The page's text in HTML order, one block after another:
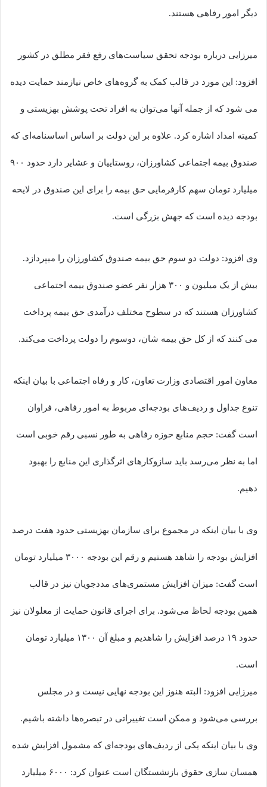
دیگر امور رفاهی هستند.
میرزایی درباره بودجه تحقق سیاست‌های رفع فقر مطلق در کشور
افزود: این مورد در قالب کمک به گروه‌های خاص نیازمند حمایت دیده
می شود که از جمله آنها می‌توان به افراد تحت پوشش بهزیستی و
کمیته امداد اشاره کرد. علاوه بر این دولت بر اساس اساسنامه‌ای که
صندوق بیمه اجتماعی کشاورزان، روستاییان و عشایر دارد حدود ۹۰۰
میلیارد تومان سهم کارفرمایی حق بیمه را برای این صندوق در لایحه
بودجه دیده است که جهش بزرگی است.
وی افزود: دولت دو سوم حق بیمه صندوق کشاورزان را میپردازد.
بیش از یک میلیون و ۳۰۰ هزار نفر عضو صندوق بیمه اجتماعی
کشاورزان هستند که در سطوح مختلف درآمدی حق بیمه پرداخت
می کنند که از کل حق بیمه شان، دوسوم را دولت پرداخت می‌کند.
معاون امور اقتصادی وزارت تعاون، کار و رفاه اجتماعی با بیان اینکه
تنوع جداول و ردیف‌های بودجه‌ای مربوط به امور رفاهی، فراوان
است گفت: حجم منابع حوزه رفاهی به طور نسبی رقم خوبی است
اما به نظر می‌رسد باید سازوکارهای اثرگذاری این منابع را بهبود
دهیم.
وی با بیان اینکه در مجموع برای سازمان بهزیستی حدود هفت درصد
افزایش بودجه را شاهد هستیم و رقم این بودجه ۳۰۰۰ میلیارد تومان
است گفت: میزان افزایش مستمری‌های مددجویان نیز در قالب
همین بودجه لحاظ می‌شود. برای اجرای قانون حمایت از معلولان نیز
حدود ۱۹ درصد افزایش را شاهدیم و مبلغ آن ۱۳۰۰ میلیارد تومان
است.
میرزایی افزود: البته هنوز این بودجه نهایی نیست و در مجلس
بررسی می‌شود و ممکن است تغییراتی در تبصره‌ها داشته باشیم.
وی با بیان اینکه یکی از ردیف‌های بودجه‌ای که مشمول افزایش شده
همسان سازی حقوق بازنشستگان است عنوان کرد: ۶۰۰۰ میلیارد